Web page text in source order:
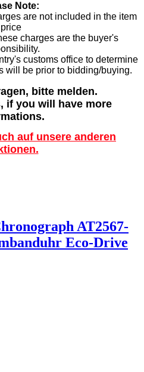
Note:
are not included in the item
price
charges are the buyer's
customs office to determine
will be prior to bidding/buying.
bitte melden.
if you will have more
auf unsere anderen
AT2567-
Eco-Drive